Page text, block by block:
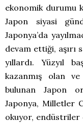
ekonomik durumu
Japon siyasi
Japonya’da
devam ettiği, aşırı
yıllardı. Yüzyıl
kazanmış olan
bulunan Japon
Japonya, Milletler
okuyor, endüstriler